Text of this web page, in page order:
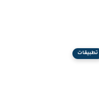
تطبيقات